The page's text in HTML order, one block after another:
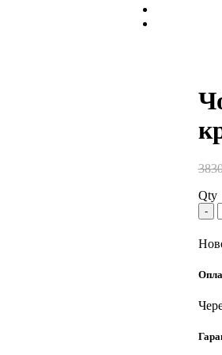
Qty